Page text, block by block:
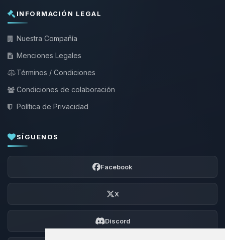
INFORMACIÓN LEGAL
Nuestra Compañía
Menciones Legales
Términos / Condiciones
Condiciones de colaboración
Política de Privacidad
SÍGUENOS
Facebook
X
Discord